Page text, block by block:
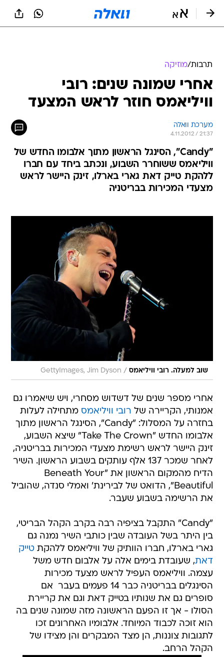
תרבות/מוזיקה
אחרי שמונה שנים: רובי
וויליאמס חוזר לראש המצעד
מערכת וואלה
4.11.2012 / 21:37
"Candy", הסינגל הראשון מתוך אלבומו החדש של
וויליאמס ששוחרר השבוע, ונכתב ביחד עם חברו
ללהקת טייק דאת גארי בארלו, זינק היישר לראש
מצעדי המכירות בבריטניה
שוב למעלה. רובי וויליאמס /
GettyImages, Jim Dyson
אחרי מספר שנים של דשדוש מסחרי, ויש שיאמרו גם
אמנותי, הקריירה של רובי וויליאמס מתחילה לעלות
בחזרה על המסלול: "Candy", הסינגל הראשון מתוך
אלבומו החדש "Take The Crown" שיצא השבוע,
זינק היישר לראש רשימת מצעדי המכירות בבריטניה,
לאחר שמכר 137 אלף עותקים בשבוע הראשון. השיר
הדיח מהמקום הראשון את "Beneath Your
Beautiful", הדואט של לבירינת' ואמלי סנדה, שהוביל
את הרשימה בשבוע שעבר.
"Candy" התקבל בציפיה רבה בקרב הקהל הבריטי,
בין היתר בשל העובדה שבין כותבי השיר נמנה גם
גארי בארלו, חברו הוותיק של וויליאמס ללהקתטייק
דאת, שעובדת בימים אלה על אלבום חדש משל
עצמה. וויליאמס העפיל לראש מצעד מכירות
הסינגלים בבריטניה כבר 14 פעמים בעבר  אם
סופרים גם את שנותיו בטייק דאת וגם את קריירת
הסולו - אך זו הפעם הראשונה מזה שמונה שנים בה
הוא זוכה לכבוד המיוחד. אלבומיו האחרונים זכו
לתגובות צוננות, הן מצד המבקרים והן מצידו של
הקהל הרחב.